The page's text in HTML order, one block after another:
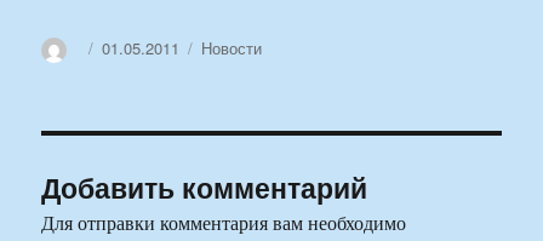
АвторОпубликовано
01.05.2011 Рубрики
Новости
Добавить комментарий
Для отправки комментария вам необходимо